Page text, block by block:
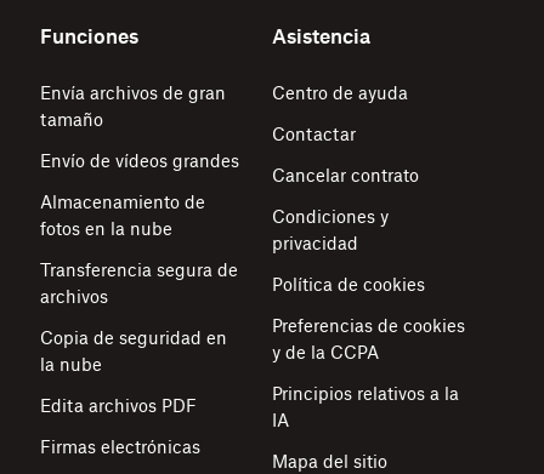
Funciones
Envía archivos de gran
tamaño
Envío de vídeos grandes
Almacenamiento de
fotos en la nube
Transferencia segura de
archivos
Copia de seguridad en
la nube
Edita archivos PDF
Firmas electrónicas
Asistencia
Centro de ayuda
Contactar
Cancelar contrato
Condiciones y
privacidad
Política de cookies
Preferencias de cookies
y de la CCPA
Principios relativos a la
IA
Mapa del sitio